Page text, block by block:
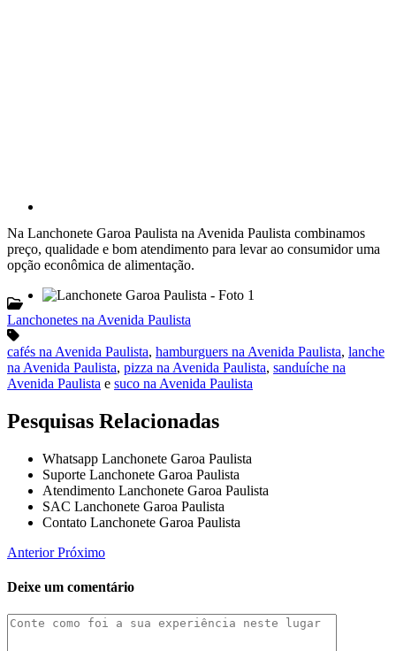
Na Lanchonete Garoa Paulista na Avenida Paulista combinamos
preço, qualidade e bom atendimento para levar ao consumidor uma
opção econômica de alimentação.
Lanchonetes na Avenida Paulista
cafés na Avenida Paulista, hamburguers na Avenida Paulista, lanche
na Avenida Paulista, pizza na Avenida Paulista, sanduíche na
Avenida Paulista e suco na Avenida Paulista
Pesquisas Relacionadas
Whatsapp Lanchonete Garoa Paulista
Suporte Lanchonete Garoa Paulista
Atendimento Lanchonete Garoa Paulista
SAC Lanchonete Garoa Paulista
Contato Lanchonete Garoa Paulista
AnteriorPróximo
Deixe um comentário